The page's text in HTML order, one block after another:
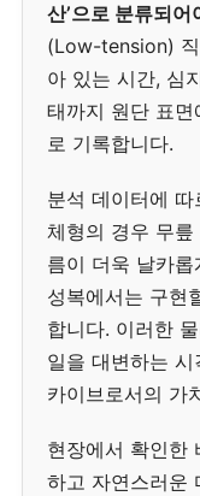
산’으로 분류되어
(Low-tension)
아 있는 시간, 심
태까지 원단 표면
로 기록합니다.
분석 데이터에
체형의 경우 무릎
름이 더욱 날카
성복에서는 구현
합니다. 이러한
일을 대변하는
카이브로서의 가
현장에서 확인한
하고 자연스러운